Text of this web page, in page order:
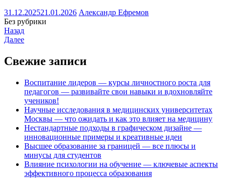
31.12.202521.01.2026 Александр Ефремов
Без рубрики
Назад
Далее
Свежие записи
Воспитание лидеров — курсы личностного роста для
педагогов — развивайте свои навыки и вдохновляйте
учеников!
Научные исследования в медицинских университетах
Москвы — что ожидать и как это влияет на медицину
Нестандартные подходы в графическом дизайне —
инновационные примеры и креативные идеи
Высшее образование за границей — все плюсы и
минусы для студентов
Влияние психологии на обучение — ключевые аспекты
эффективного процесса образования